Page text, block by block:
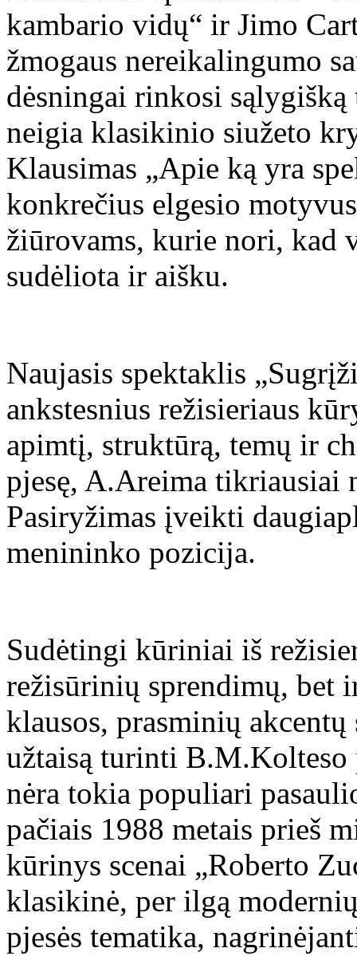
kambario vidų“ ir Jimo
žmogaus nereikalingumo
dėsningai rinkosi
neigia klasikinio siužeto
Klausimas „Apie ką yra
konkrečius elgesio
žiūrovams, kurie nori, kad
sudėliota ir aišku.
Naujasis spektaklis
ankstesnius režisieriaus
apimtį, struktūrą, temų ir
pjesę, A.Areima tikriausiai
Pasiryžimas įveikti
menininko pozicija.
Sudėtingi kūriniai iš
režisūrinių sprendimų, bet
klausos, prasminių
užtaisą turinti B.M.Kolteso
nėra tokia populiari
pačiais 1988 metais prieš
kūrinys scenai „Roberto
klasikinė, per ilgą
pjesės tematika,